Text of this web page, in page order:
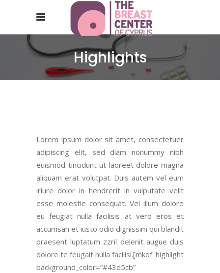
Highlights
Lorem ipsum dolor sit amet, consectetuer
adipiscing elit, sed diam nonummy nibh
euismod tincidunt ut laoreet dolore magna
aliquam erat volutpat. Duis autem vel eum
iriure dolor in hendrerit in vulputate velit
esse molestie consequat. Vel illum dolore
eu feugiat nulla facilisis at vero eros et
accumsan et iusto odio dignissim qui blandit
praesent luptatum zzril delenit augue duis
dolore te feugait nulla facilisi.[mkdf_highlight
background_color=”#43d5cb”